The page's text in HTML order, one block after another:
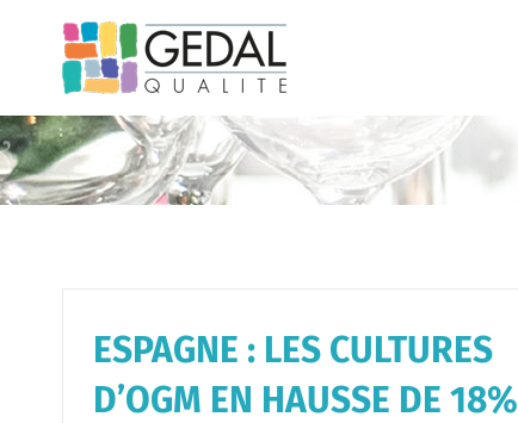
contenu
ESPAGNE : LES CULTURES
D’OGM EN HAUSSE DE 18%